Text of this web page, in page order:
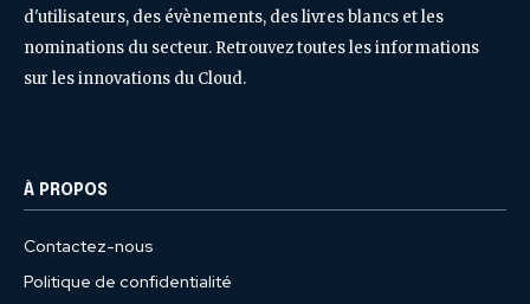
d'utilisateurs, des évènements, des livres blancs et les
nominations du secteur. Retrouvez toutes les informations
sur les innovations du Cloud.
À PROPOS
Contactez-nous
Politique de confidentialité